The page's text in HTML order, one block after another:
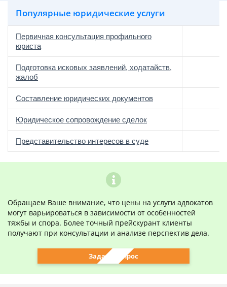
Популярные юридические услуги
Первичная консультация профильного
юриста
Подготовка исковых заявлений, ходатайств,
жалоб
Составление юридических документов
Юридическое сопровождение сделок
Представительство интересов в суде
Обращаем Ваше внимание, что цены на услуги адвокатов
могут варьироваться в зависимости от особенностей
тяжбы и спора. Более точный прейскурант клиенты
получают при консультации и анализе перспектив дела.
Задать вопрос